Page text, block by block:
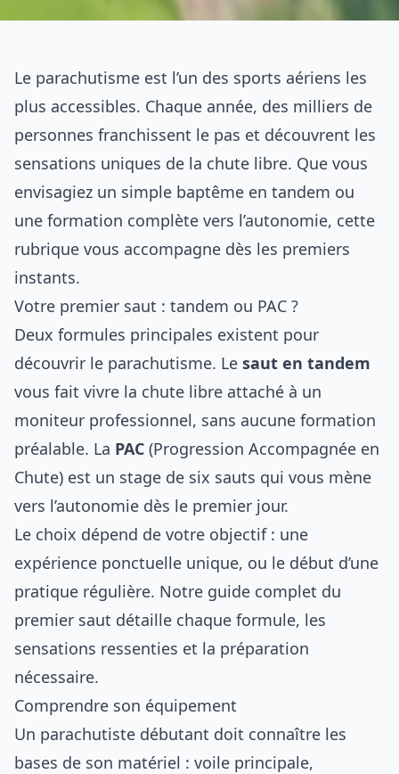
Le parachutisme est l’un des sports aériens les
plus accessibles. Chaque année, des milliers de
personnes franchissent le pas et découvrent les
sensations uniques de la chute libre. Que vous
envisagiez un simple baptême en tandem ou
une formation complète vers l’autonomie, cette
rubrique vous accompagne dès les premiers
instants.
Votre premier saut : tandem ou PAC ?
Deux formules principales existent pour
découvrir le parachutisme. Le saut en tandem
vous fait vivre la chute libre attaché à un
moniteur professionnel, sans aucune formation
préalable. La PAC (Progression Accompagnée en
Chute) est un stage de six sauts qui vous mène
vers l’autonomie dès le premier jour.
Le choix dépend de votre objectif : une
expérience ponctuelle unique, ou le début d’une
pratique régulière. Notre guide complet du
premier saut détaille chaque formule, les
sensations ressenties et la préparation
nécessaire.
Comprendre son équipement
Un parachutiste débutant doit connaître les
bases de son matériel : voile principale,